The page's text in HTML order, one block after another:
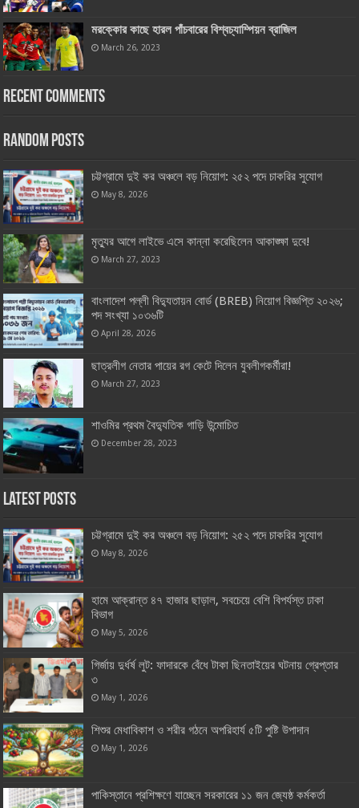
মরক্কোর কাছে হারল পাঁচবারের বিশ্বচ্যাম্পিয়ন ব্রাজিল
March 26, 2023
Recent Comments
Random Posts
চট্টগ্রামে দুই কর অঞ্চলে বড় নিয়োগ: ২৫২ পদে চাকরির সুযোগ
May 8, 2026
মৃত্যুর আগে লাইভে এসে কান্না করেছিলেন আকাঙ্ক্ষা দুবে!
March 27, 2023
বাংলাদেশ পল্লী বিদ্যুতায়ন বোর্ড (BREB) নিয়োগ বিজ্ঞপ্তি ২০২৬;
পদ সংখ্যা ১০৩৬টি
April 28, 2026
ছাত্রলীগ নেতার পায়ের রগ কেটে দিলেন যুবলীগকর্মীরা!
March 27, 2023
শাওমির প্রথম বৈদ্যুতিক গাড়ি উন্মোচিত
December 28, 2023
Latest Posts
চট্টগ্রামে দুই কর অঞ্চলে বড় নিয়োগ: ২৫২ পদে চাকরির সুযোগ
May 8, 2026
হামে আক্রান্ত ৪৭ হাজার ছাড়াল, সবচেয়ে বেশি বিপর্যস্ত ঢাকা
বিভাগ
May 5, 2026
গির্জায় দুর্ধর্ষ লুট: ফাদারকে বেঁধে টাকা ছিনতাইয়ের ঘটনায় গ্রেপ্তার
৩
May 1, 2026
শিশুর মেধাবিকাশ ও শরীর গঠনে অপরিহার্য ৫টি পুষ্টি উপাদান
May 1, 2026
পাকিস্তানে প্রশিক্ষণে যাচ্ছেন সরকারের ১১ জন জ্যেষ্ঠ কর্মকর্তা